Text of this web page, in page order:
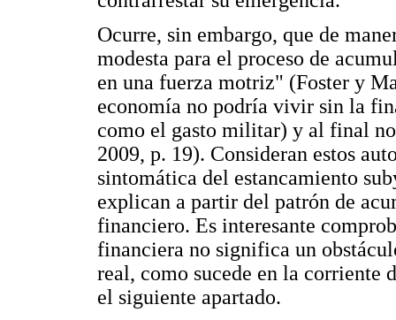
Ocurre, sin embargo, que de
modesta para el proceso de
en una fuerza motriz" (Foster y
economía no podría vivir sin la
como el gasto militar) y al final
2009, p. 19). Consideran estos
sintomática del estancamiento
explican a partir del patrón de
financiero. Es interesante
financiera no significa un
real, como sucede en la corriente
el siguiente apartado.